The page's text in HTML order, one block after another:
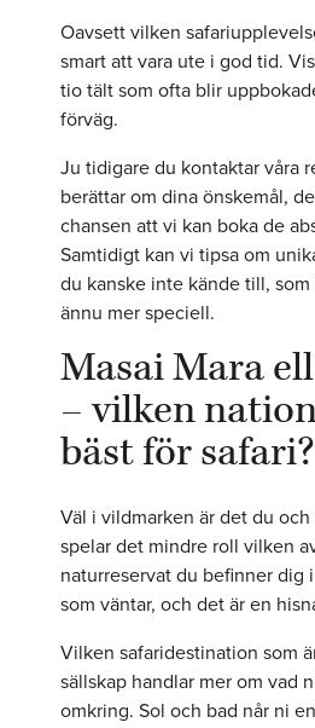
Oavsett vilken
smart att vara ute i god tid.
tio tält som ofta blir
förväg.
Ju tidigare du kontaktar våra
berättar om dina önskemål,
chansen att vi kan boka de
Samtidigt kan vi tipsa om
du kanske inte kände till, som
ännu mer speciell.
Masai Mara
– vilken
bäst för safari?
Väl i vildmarken är det du
spelar det mindre roll vilken
naturreservat du befinner dig
som väntar, och det är en
Vilken safaridestination som
sällskap handlar mer om vad
omkring. Sol och bad når ni